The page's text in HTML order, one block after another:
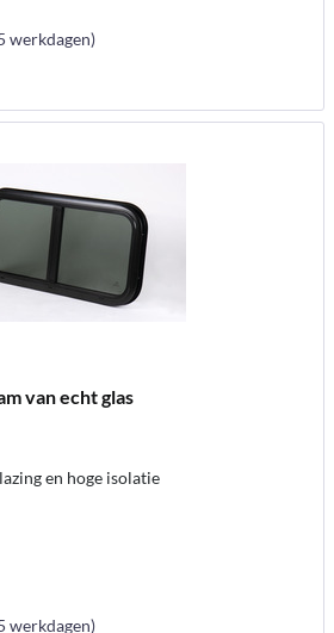
werkdagen)
van echt glas
en hoge isolatie
werkdagen)